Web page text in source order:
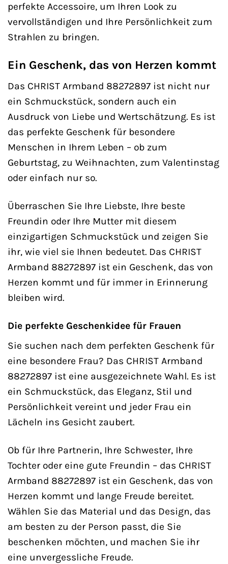
perfekte Accessoire, um Ihren Look zu
vervollständigen und Ihre Persönlichkeit zum
Strahlen zu bringen.
Ein Geschenk, das von Herzen kommt
Das CHRIST Armband 88272897 ist nicht nur
ein Schmuckstück, sondern auch ein
Ausdruck von Liebe und Wertschätzung. Es ist
das perfekte Geschenk für besondere
Menschen in Ihrem Leben – ob zum
Geburtstag, zu Weihnachten, zum Valentinstag
oder einfach nur so.
Überraschen Sie Ihre Liebste, Ihre beste
Freundin oder Ihre Mutter mit diesem
einzigartigen Schmuckstück und zeigen Sie
ihr, wie viel sie Ihnen bedeutet. Das CHRIST
Armband 88272897 ist ein Geschenk, das von
Herzen kommt und für immer in Erinnerung
bleiben wird.
Die perfekte Geschenkidee für Frauen
Sie suchen nach dem perfekten Geschenk für
eine besondere Frau? Das CHRIST Armband
88272897 ist eine ausgezeichnete Wahl. Es ist
ein Schmuckstück, das Eleganz, Stil und
Persönlichkeit vereint und jeder Frau ein
Lächeln ins Gesicht zaubert.
Ob für Ihre Partnerin, Ihre Schwester, Ihre
Tochter oder eine gute Freundin – das CHRIST
Armband 88272897 ist ein Geschenk, das von
Herzen kommt und lange Freude bereitet.
Wählen Sie das Material und das Design, das
am besten zu der Person passt, die Sie
beschenken möchten, und machen Sie ihr
eine unvergessliche Freude.